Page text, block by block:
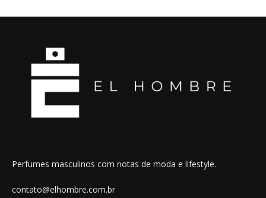
Perfumes masculinos com notas de moda e lifestyle.
contato@elhombre.com.br